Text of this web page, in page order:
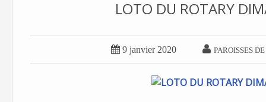
LOTO DU ROTARY
 9 janvier 2020  PAROISSES